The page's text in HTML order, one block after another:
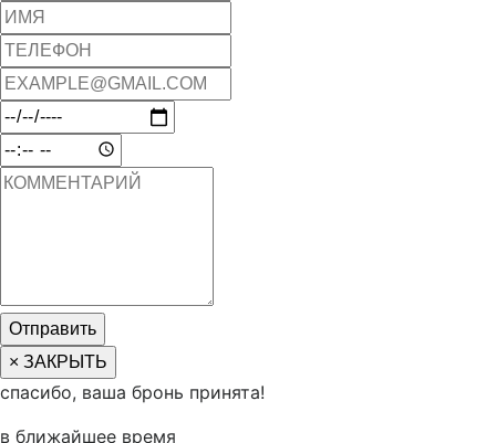
Отправить
× ЗАКРЫТЬ
спасибо, ваша бронь принята!
в ближайшее время